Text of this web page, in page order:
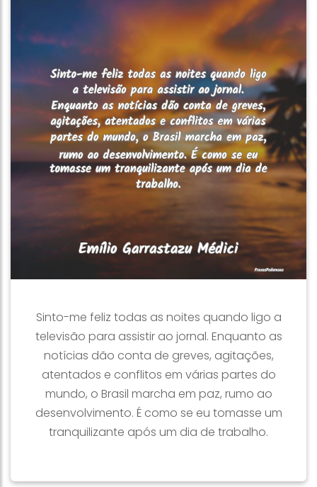
Sinto-me feliz todas as noites quando ligo a
televisão para assistir ao jornal. Enquanto as
notícias dão conta de greves, agitações,
atentados e conflitos em várias partes do
mundo, o Brasil marcha em paz, rumo ao
desenvolvimento. É como se eu tomasse um
tranquilizante após um dia de trabalho.